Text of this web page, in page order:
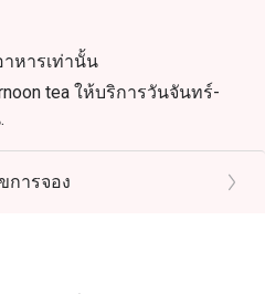
หารเท่านั้น
tea ให้บริการวันจันทร์-
อย 45 นาที ชุดน้ำชายามบ่าย
หลังจากที่คุณลูกค้ามาถึง
การจอง